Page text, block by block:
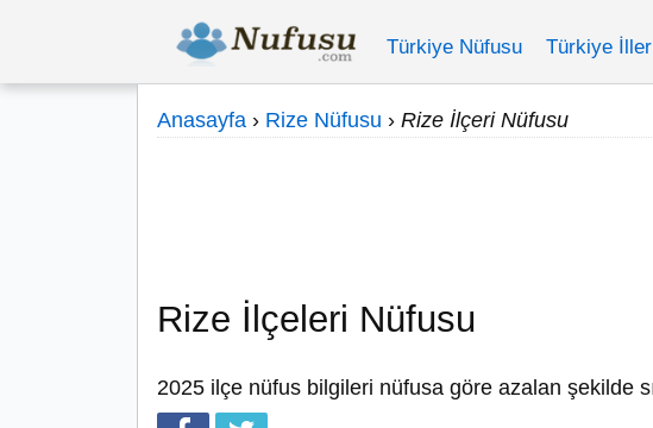
Türkiye Nüfusu Türkiye
Anasayfa › Rize Nüfusu › Rize İlçeri Nüfusu
Rize İlçeleri Nüfusu
2025 ilçe nüfus bilgileri nüfusa göre azalan şekilde